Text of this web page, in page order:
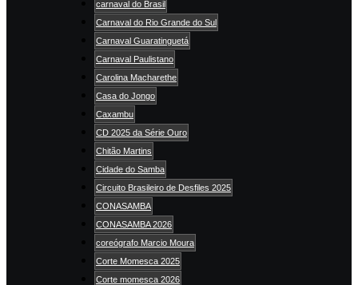
carnaval do Brasil
Carnaval do Rio Grande do Sul
Carnaval Guaratinguetá
Carnaval Paulistano
Carolina Macharethe
Casa do Jongo
Caxambu
CD 2025 da Série Ouro
Chitão Martins
Cidade do Samba
Circuito Brasileiro de Desfiles 2025
CONASAMBA
CONASAMBA 2026
coreógrafo Marcio Moura
Corte Momesca 2025
Corte momesca 2026